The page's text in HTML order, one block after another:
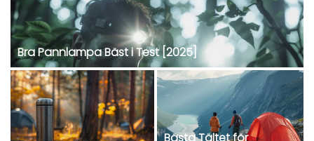
Bra Pannlampa Bäst i Test [2025]